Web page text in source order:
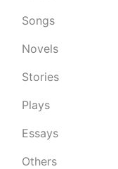
Songs
Novels
Stories
Plays
Essays
Others